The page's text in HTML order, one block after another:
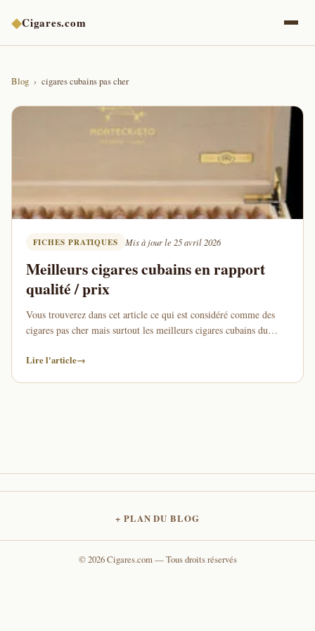
◆Cigares.com
Blog cigares cubains pas cher
FICHES PRATIQUES Mis à jour le 25 avril 2026
Meilleurs cigares cubains en rapport
qualité / prix
Vous trouverez dans cet article ce qui est considéré comme des
cigares pas cher mais surtout les meilleurs cigares cubains du
Lire l'article→
PLAN DU BLOG
© 2026 Cigares.com — Tous droits réservés